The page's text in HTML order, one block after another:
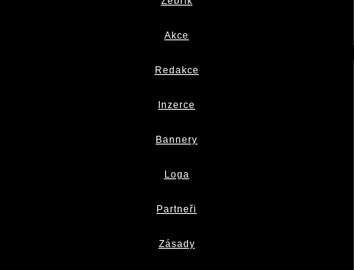
Akce
Redakce
Inzerce
Bannery
Loga
Partneři
Zásady